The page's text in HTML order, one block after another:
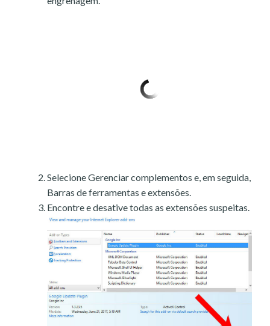
Selecione Gerenciar complementos e, em seguida,
Barras de ferramentas e extensões.
Encontre e desative todas as extensões suspeitas.